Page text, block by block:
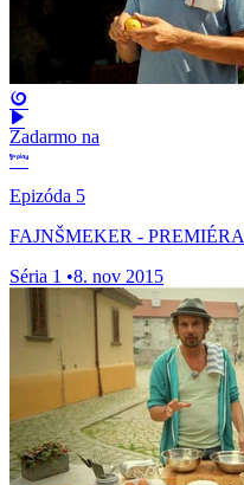
Zadarmo na
Epizóda 5
FAJNŠMEKER - PREMIÉRA
Séria 1 •8. nov 2015